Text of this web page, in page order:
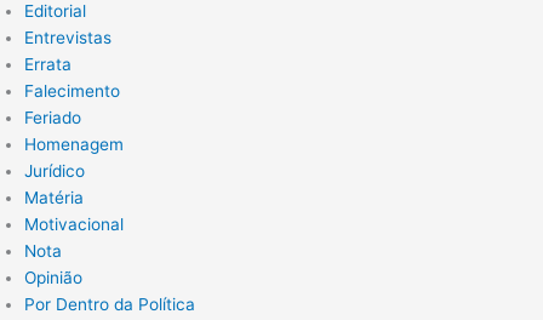
Editorial
Entrevistas
Errata
Falecimento
Feriado
Homenagem
Jurídico
Matéria
Motivacional
Nota
Opinião
Por Dentro da Política